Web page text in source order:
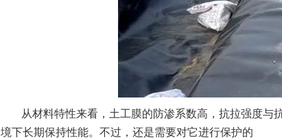
从材料特性来看，土工膜的防渗系数高，抗拉强度
境下长期保持性能。不过，还是需要对它进行保护的